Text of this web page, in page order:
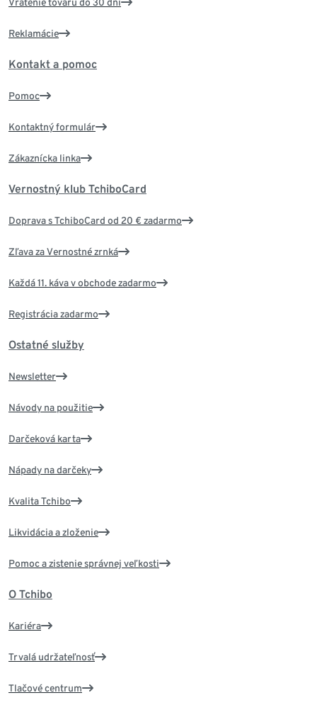
Reklamácie
Kontakt a pomoc
Pomoc
Kontaktný formulár
Zákaznícka linka
Vernostný klub TchiboCard
Doprava s TchiboCard od 20 € zadarmo
Zľava za Vernostné zrnká
Každá 11. káva v obchode zadarmo
Registrácia zadarmo
Ostatné služby
Newsletter
Návody na použitie
Darčeková karta
Nápady na darčeky
Kvalita Tchibo
Likvidácia a zloženie
Pomoc a zistenie správnej veľkosti
O Tchibo
Kariéra
Trvalá udržateľnosť
Tlačové centrum